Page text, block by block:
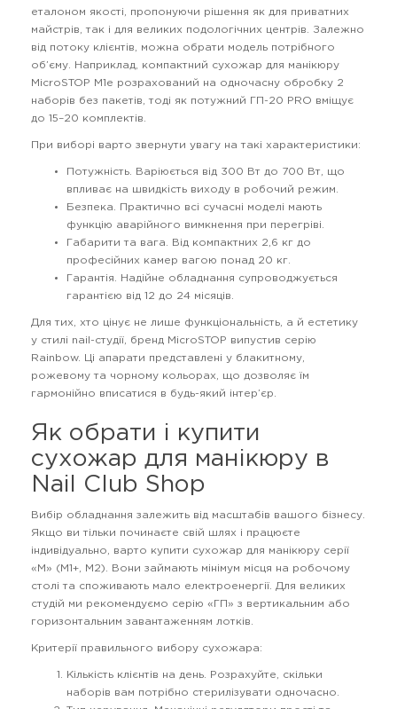
еталоном якості, пропонуючи рішення як для приватних
майстрів, так і для великих подологічних центрів. Залежно
від потоку клієнтів, можна обрати модель потрібного
об’єму. Наприклад, компактний сухожар для манікюру
MicroSTOP M1e розрахований на одночасну обробку 2
наборів без пакетів, тоді як потужний ГП-20 PRO вміщує
до 15–20 комплектів.
При виборі варто звернути увагу на такі характеристики:
Потужність. Варіюється від 300 Вт до 700 Вт, що
впливає на швидкість виходу в робочий режим.
Безпека. Практично всі сучасні моделі мають
функцію аварійного вимкнення при перегріві.
Габарити та вага. Від компактних 2,6 кг до
професійних камер вагою понад 20 кг.
Гарантія. Надійне обладнання супроводжується
гарантією від 12 до 24 місяців.
Для тих, хто цінує не лише функціональність, а й естетику
у стилі nail-студії, бренд MicroSTOP випустив серію
Rainbow. Ці апарати представлені у блакитному,
рожевому та чорному кольорах, що дозволяє їм
гармонійно вписатися в будь-який інтер’єр.
Як обрати і купити
сухожар для манікюру в
Nail Club Shop
Вибір обладнання залежить від масштабів вашого бізнесу.
Якщо ви тільки починаєте свій шлях і працюєте
індивідуально, варто купити сухожар для манікюру серії
«М» (M1+, M2). Вони займають мінімум місця на робочому
столі та споживають мало електроенергії. Для великих
студій ми рекомендуємо серію «ГП» з вертикальним або
горизонтальним завантаженням лотків.
Критерії правильного вибору сухожара:
Кількість клієнтів на день. Розрахуйте, скільки
наборів вам потрібно стерилізувати одночасно.